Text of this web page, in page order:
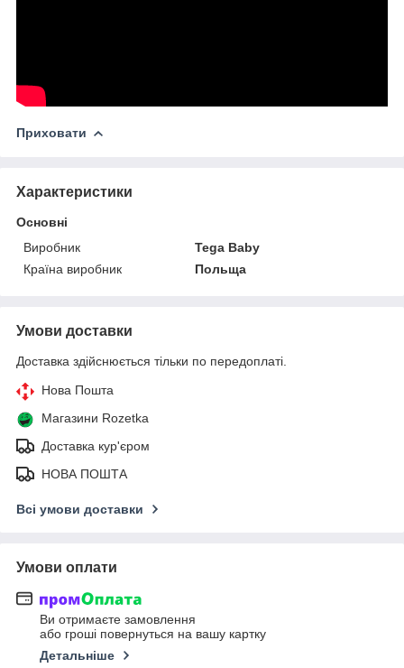
Приховати
Характеристики
Основні
Виробник
Tega Baby
Країна виробник
Польща
Умови доставки
Доставка здійснюється тільки по передоплаті.
Нова Пошта
Магазини Rozetka
Доставка кур'єром
НОВА ПОШТА
Всі умови доставки
Умови оплати
Ви отримаєте замовлення
або гроші повернуться на вашу картку
Детальніше